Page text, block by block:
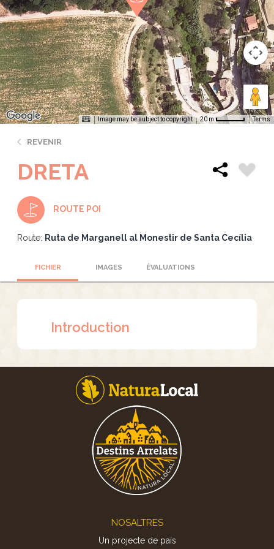
Image may be subject to copyright 20 m Terms
REVENIR
DRETA
ROUTE POI
Route: Ruta de Marganell al Monestir de Santa Cecília
FICHIER IMAGES ÉVALUATIONS
Introduction
NOSALTRES
Un projecte de país